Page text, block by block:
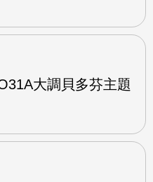
大調貝多芬主題